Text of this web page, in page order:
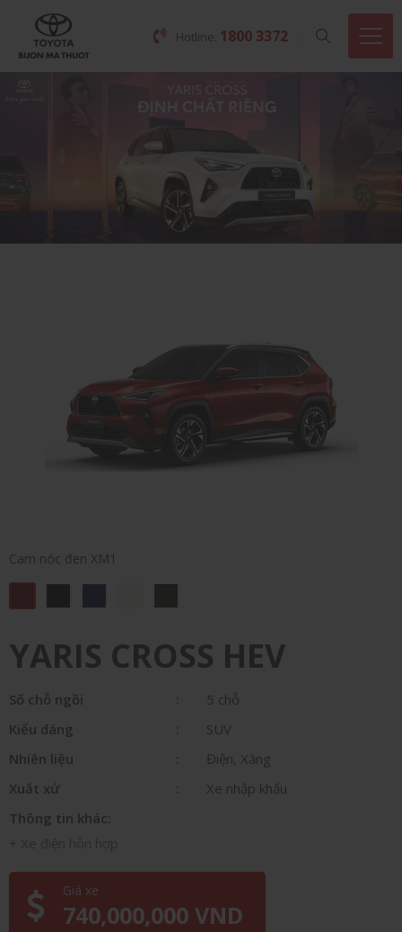
Hotline: 1800 3372
Cam nóc đen XM1
YARIS CROSS HEV
Số chỗ ngồi
5 chỗ
Kiểu dáng
SUV
Nhiên liệu
Điện, Xăng
Xuất xứ
Xe nhập khẩu
Thông tin khác:
Giá xe
740,000,000 VND